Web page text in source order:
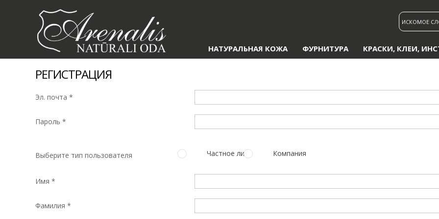
НАТУРАЛЬНАЯ КОЖА ФУРНИТУРА КРАСКИ, КЛЕИ,
РЕГИСТРАЦИЯ
Эл. почта *
Пароль *
Выберите тип пользователя Частное лицо Компания
Имя *
Фамилия *